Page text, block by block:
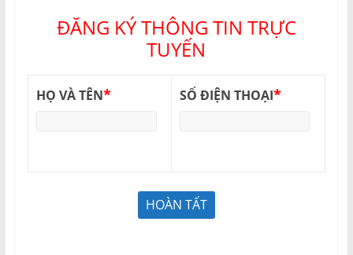
ĐĂNG KÝ THÔNG TIN TRỰC
TUYẾN
HỌ VÀ TÊN* SỐ ĐIỆN THOẠI*